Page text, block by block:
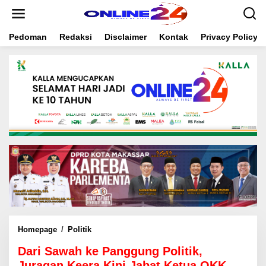
t
Pedoman Redaksi Disclaimer Kontak Privacy Policy
Homepage / Politik
r
i
Dari Sawah ke Panggung Politik,